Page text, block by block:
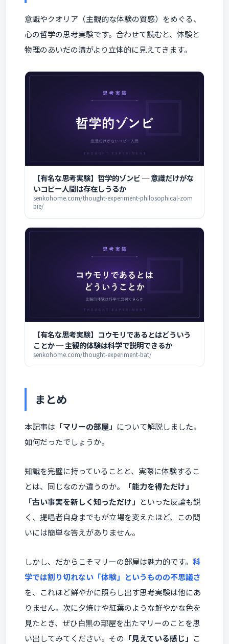
意識やクオリア（主観的な体験の質感）をめぐる、
心の哲学の思考実験です。合わせて読むと、体験と
物理のあいだの溝がより立体的に見えてきます。
【有名な思考実験】哲学的ゾンビ ─ 意識だけがな
いコピー人間は存在しうるか
senkohome.com/thought-experiment-philosophical-zom
bie/
【有名な思考実験】コウモリであるとはどういう
ことか ─ 主観的体験は科学で説明できるか
senkohome.com/thought-experiment-bat/
まとめ
本記事は 「マリーの部屋」 について解説しました。
如何だったでしょうか。
知識を完璧に持っていることと、実際に体験するこ
とは、同じなのか違うのか。
「能力を得ただけ」
「古い事実を新しく知っただけ」 といった反論も鋭
く、提唱者自身までもが立場を変えたほど、この問
いには簡単な答えがありません。
しかし、だからこそマリーの部屋は魅力的です。 科
学では割り切れない「体験」というものの不思議さ
を、これほど鮮やかに照らし出す思考実験は他にあ
りません。次に夕焼けや紅葉のような鮮やかな色を
見たとき、ぜひ白黒の部屋を出たマリーのことを思
い出してみてください。その 「見えている感じ」 こ